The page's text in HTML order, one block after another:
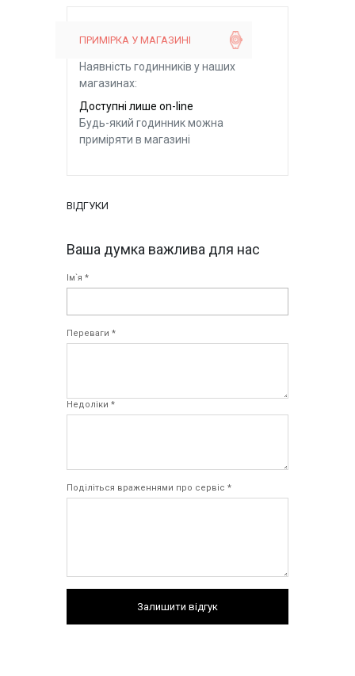
ПРИМІРКА У МАГАЗИНІ
Наявність годинників у наших
магазинах:
Доступні лише on-line
Будь-який годинник можна
приміряти в магазині
ВІДГУКИ
Ваша думка важлива для нас
Ім`я *
Переваги *
Недоліки *
Поділіться враженнями про сервіс *
Залишити відгук